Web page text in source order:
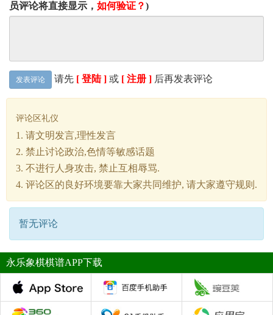
员评论将直接显示， 如何验证？)
发表评论 请先 [ 登陆 ] 或 [ 注册 ] 后再发表评论
评论区礼仪
1. 请文明发言,理性发言
2. 禁止讨论政治,色情等敏感话题
3. 不进行人身攻击, 禁止互相辱骂.
4. 评论区的良好环境要靠大家共同维护, 请大家遵守规则.
暂无评论
永乐象棋棋谱APP下载